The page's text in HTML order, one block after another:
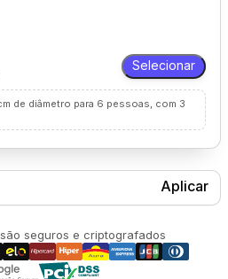
Selecionar
de diâmetro para 6 pessoas, com 3
Aplicar
seguros e criptografados